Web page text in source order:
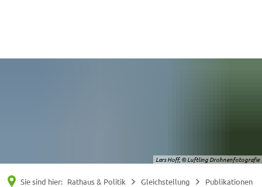
Lars Hoff, © Luftling Drohnenfotografie
Sie sind hier: Rathaus & Politik Gleichstellung Publikationen